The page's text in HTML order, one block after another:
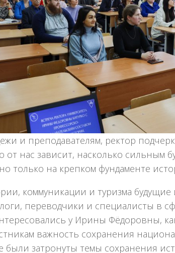
и преподавателям, ректор
от нас зависит, насколько сильным
только на крепком фундаменте
коммуникации и туризма будущие
переводчики и специалисты в
у Ирины Фёдоровны,
важность сохранения
были затронуты темы сохранения